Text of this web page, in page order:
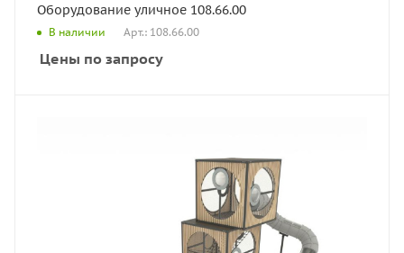
Оборудование уличное 108.66.00
В наличии Арт.: 108.66.00
Цены по запросу